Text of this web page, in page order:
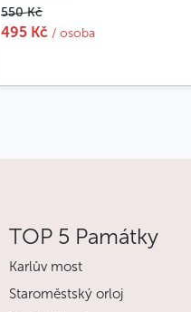
550 Kč
495 Kč / osoba
TOP 5 Památky
Karlův most
Staroměstský orloj